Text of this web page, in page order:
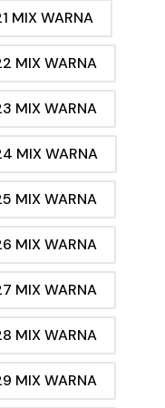
MIX WARNA
MIX WARNA
MIX WARNA
MIX WARNA
MIX WARNA
MIX WARNA
MIX WARNA
MIX WARNA
MIX WARNA